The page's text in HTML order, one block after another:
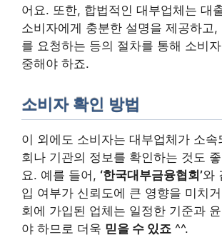
어요. 또한, 합법적인 대부업체는 대
소비자에게 충분한 설명을 제공하고,
를 요청하는 등의 절차를 통해 소비
중해야 하죠.
소비자 확인 방법
이 외에도 소비자는 대부업체가 소속
회나 기관의 정보를 확인하는 것도
요. 예를 들어, ‘한국대부금융협회’와
입 여부가 신뢰도에 큰 영향을 미치
회에 가입된 업체는 일정한 기준과
야 하므로 더욱 믿을 수 있죠 ^^.